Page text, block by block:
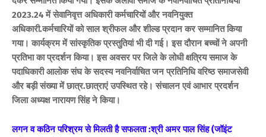
2023.24 में सेवानिवृत्त अधिकारी कर्मचारियों और नवनियुक्त
अधिकारी.कर्मचारियों को साल श्रीफल और शील्ड प्रदान कर सम्मानित किया
गया। कार्यक्रम में सांस्कृतिक प्रस्तुतियां भी दी गई। इस दौरान बच्चों ने अपनी
प्रतिभा का प्रदर्शन किया। इस अवसर पर जिले के लोधी क्षत्रिय समाज के
पदाधिकारी आलोक संघ के सदस्य नवनिर्वाचित जन प्रतिनिधि वरिष्ठ समाजसेवी
और बड़ी संख्या में छात्र.छात्राएं उपस्थित रहे। संचालन एवं आभार प्रदर्शन
जिला अध्यक्ष नारायण सिंह ने किया।
लगन व कठिन परिश्रम से मिलती है सफलता :श्री अमर पाल सिंह (जॉइंट